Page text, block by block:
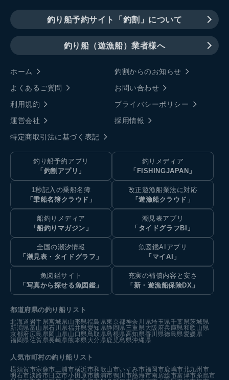
釣り船予約サイト「釣割」について
釣り船（遊漁船）業者様へ
ホーム
釣割からのお知らせ
よくあるご質問
お問い合わせ
利用規約
プライバシーポリシー
運営会社
採用情報
特定商取引法に基づく表記
釣り船予約アプリ
「釣割アプリ」
釣りメディア
「FISHINGJAPAN」
1秒記入の乗船名簿
「乗船名簿クラウド」
改正遊漁船業法に対応
「遊漁船クラウド」
船釣りメディア
「船釣りマガジン」
潮見表アプリ
「タイドグラフBI」
全国の潮汐情報
「潮見表・タイドグラフ」
魚図鑑AIアプリ
「マイAI」
魚図鑑サイト
「写真から探せる魚図鑑」
充実の補償内容と安さ
「新・遊漁船保険DX」
都道府県の釣り船リスト
北海道岩手県宮城県山形県福島県東京都神奈川県埼玉県千葉県茨城県
新潟県富山県石川県福井県愛知県静岡県三重県大阪府兵庫県和歌山県
京都府広島県岡山県山口県鳥取県島根県高知県香川県徳島県愛媛県
福岡県佐賀県長崎県熊本県大分県鹿児島県沖縄県
人気市町村の釣り船リスト
横須賀市宗像市三浦市横浜市和歌山市いすみ市福岡市鹿嶋市北九州市
明石市淡路市 日立市小田原市勝浦市鴨川市熱海市南房総市富津市糸島市